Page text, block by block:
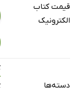
قیمت کتاب
الکترونیک
دسته‌ها